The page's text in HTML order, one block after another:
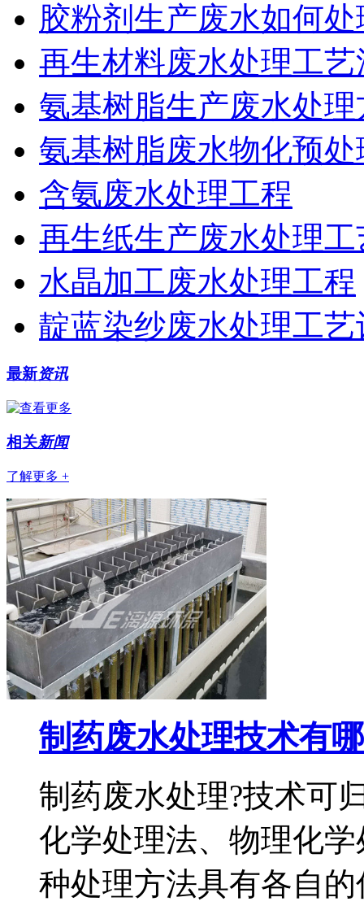
胶粉剂生产废水如何处
再生材料废水处理工艺
氨基树脂生产废水处理
氨基树脂废水物化预
含氨废水处理工程
再生纸生产废水处理工
水晶加工废水处理工程
靛蓝染纱废水处理工艺
最新资讯
相关新闻
了解更多 +
制药废水处理技术有
制药废水处理?技术可
化学处理法、物理化
种处理方法具有各自